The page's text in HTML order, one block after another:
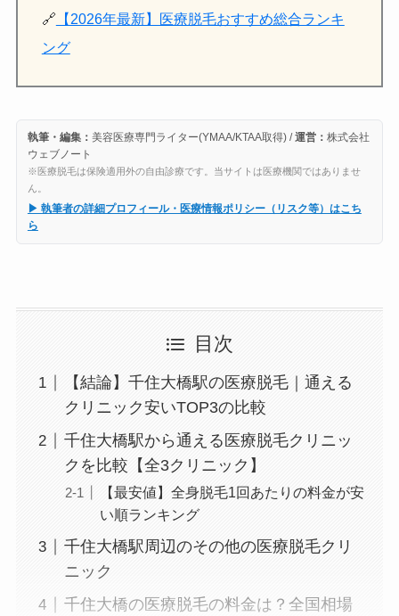
🔗 【2026年最新】医療脱毛おすすめ総合ランキ
ング
執筆・編集： 美容医療専門ライター(YMAA/KTAA取得) /運営： 株式会社
ウェブノート
※医療脱毛は保険適用外の自由診療です。当サイトは医療機関ではありませ
ん。
▶ 執筆者の詳細プロフィール・医療情報ポリシー（リスク等）はこち
ら
目次
【結論】千住大橋駅の医療脱毛｜通える
クリニック安いTOP3の比較
千住大橋駅から通える医療脱毛クリニッ
クを比較【全3クリニック】
【最安値】全身脱毛1回あたりの料金が安
い順ランキング
千住大橋駅周辺のその他の医療脱毛クリ
ニック
千住大橋の医療脱毛の料金は？全国相場